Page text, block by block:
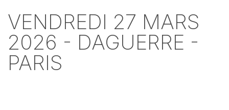
VENDREDI 27 MARS
2026 - DAGUERRE -
PARIS